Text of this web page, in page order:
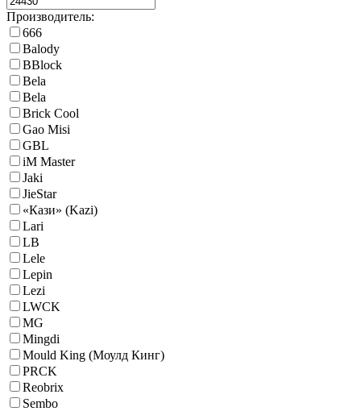
Производитель:
666
Balody
BBlock
Bela
Bela
Brick Cool
Gao Misi
GBL
iM Master
Jaki
JieStar
«Кази» (Kazi)
Lari
LB
Lele
Lepin
Lezi
LWCK
MG
Mingdi
Mould King (Моулд Кинг)
PRCK
Reobrix
Sembo